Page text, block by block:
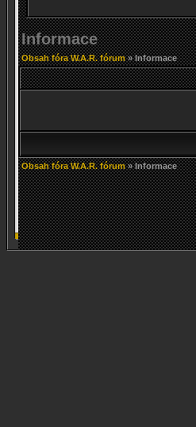
Informace
Obsah fóra W.A.R. fórum» Informace
Obsah fóra W.A.R. fórum» Informace